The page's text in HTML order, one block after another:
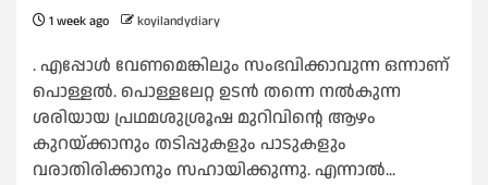
1 week ago koyilandydiary
. എപ്പോൾ വേണമെങ്കിലും സംഭവിക്കാവുന്ന ഒന്നാണ്
പൊള്ളൽ. പൊള്ളലേറ്റ ഉടൻ തന്നെ നൽകുന്ന
ശരിയായ പ്രഥമശുശ്രൂഷ മുറിവിന്റെ ആഴം
കുറയ്ക്കാനും തടിപ്പുകളും പാടുകളും
വരാതിരിക്കാനും സഹായിക്കുന്നു. എന്നാൽ...